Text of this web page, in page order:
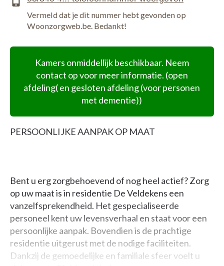
Kamers onmiddellijk beschikbaar. Neem
contact op voor meer informatie. (open
afdeling( en gesloten afdeling (voor personen
met dementie))
PERSOONLIJKE AANPAK OP MAAT
Bent u erg zorgbehoevend of nog heel actief? Zorg
op uw maat is in residentie De Veldekens een
vanzelfsprekendheid. Het gespecialiseerde
personeel kent uw levensverhaal en staat voor een
persoonlijke aanpak. Bovendien is de prachtige
residentie uitgerust met de nodige faciliteiten.
Dankzij de gemoedelijke en familiale sfeer voelt u
Vermeld dat je dit nummer hebt gevonden op
Woonzorgweb.be. Bedankt!